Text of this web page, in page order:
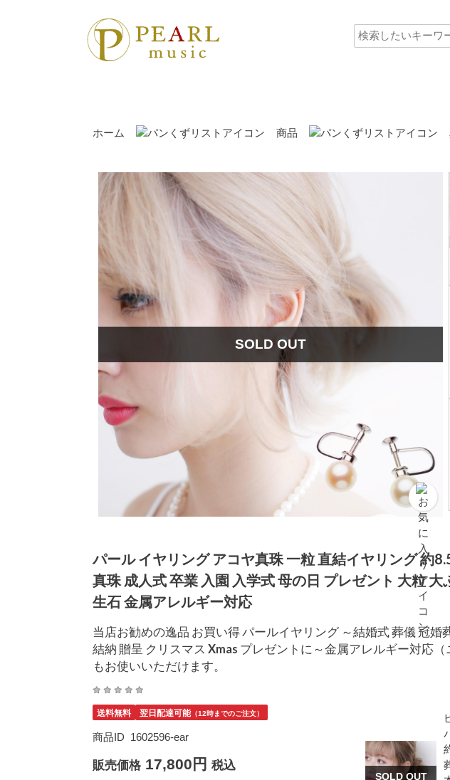
ホーム 商品
SOLD OUT
パール イヤリング アコヤ真珠 一粒 直結イヤリング 約
真珠 成人式 卒業 入園 入学式 母の日 プレゼント 大粒
生石 金属アレルギー対応
当店お勧めの逸品 お買い得 パールイヤリング ～結婚式 葬儀 冠婚
結納 贈呈 クリスマス Xmas プレゼントに～金属アレルギー対応
もお使いいただけます。
送料無料 翌日配達可能（12時までのご注文）
商品ID 1602596-ear
販売価格 17,800円 税込
SOLD OUT